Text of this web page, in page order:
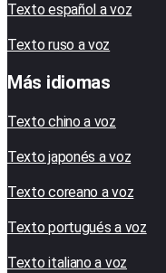
Texto español a voz
Texto ruso a voz
Más idiomas
Texto chino a voz
Texto japonés a voz
Texto coreano a voz
Texto portugués a voz
Texto italiano a voz